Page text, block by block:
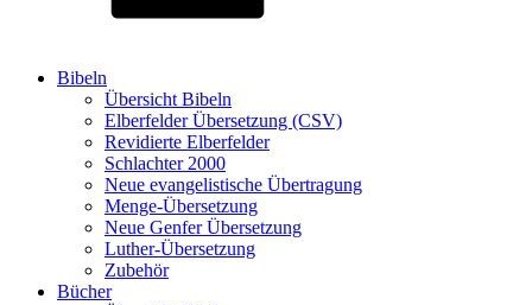
Bibeln
Übersicht Bibeln
Elberfelder Übersetzung (CSV)
Revidierte Elberfelder
Schlachter 2000
Neue evangelistische Übertragung
Menge-Übersetzung
Neue Genfer Übersetzung
Luther-Übersetzung
Zubehör
Bücher